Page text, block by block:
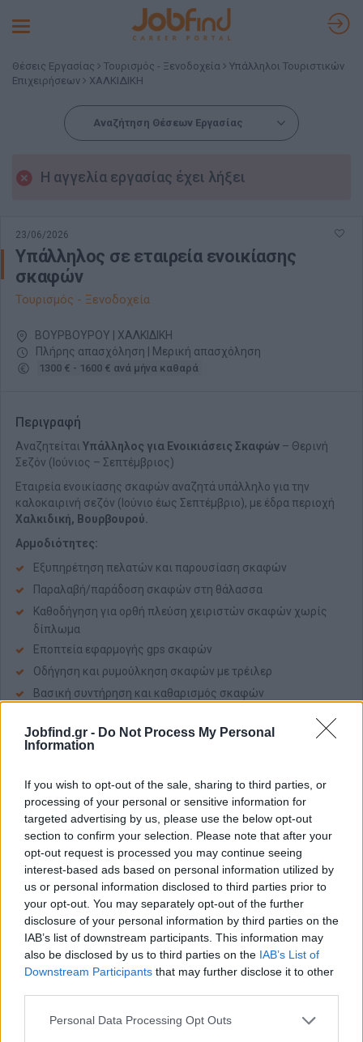
Jobfind.gr - Do Not Process My Personal
Information
If you wish to opt-out of the sale, sharing to third parties, or
processing of your personal or sensitive information for
targeted advertising by us, please use the below opt-out
section to confirm your selection. Please note that after your
opt-out request is processed you may continue seeing
interest-based ads based on personal information utilized by
us or personal information disclosed to third parties prior to
your opt-out. You may separately opt-out of the further
disclosure of your personal information by third parties on the
IAB’s list of downstream participants. This information may
also be disclosed by us to third parties on the IAB’s List of
Downstream Participants that may further disclose it to other
Personal Data Processing Opt Outs
Toggle
Θέσεις Εργασίας Τουρισμός - Ξενοδοχεία
Υπάλληλοι Τουριστικών
Επιχειρήσεων
ΧΑΛΚΙΔΙΚΗ
Αναζήτηση Θέσεων Εργασίας
Η αγγελία εργασίας έχει λήξει
23/06/2026
Υπάλληλος σε εταιρεία ενοικίασης
σκαφών
Τουρισμός - Ξενοδοχεία
ΒΟΥΡΒΟΥΡΟΥ | ΧΑΛΚΙΔΙΚΗ
Πλήρης απασχόληση | Μερική απασχόληση
1300 € - 1600 € ανά μήνα καθαρά
Περιγραφή
Αναζητείται Υπάλληλος για Ενοικιάσεις Σκαφών – Θερινή
Σεζόν (Ιούνιος – Σεπτέμβριος)
Εταιρεία ενοικίασης σκαφών αναζητά υπάλληλο για την
καλοκαιρινή σεζόν (Ιούνιο έως Σεπτέμβριο), με έδρα περιοχή
Χαλκιδική, Βουρβουρού.
Αρμοδιότητες:
Εξυπηρέτηση πελατών και παρουσίαση σκαφών
Παραλαβή/παράδοση σκαφών στη θάλασσα
Καθοδήγηση για ορθή πλεύση χειριστών σκαφών χωρίς
δίπλωμα
Εποπτεία εφαρμογής gps σκαφών
Οδήγηση και ρυμούλκηση σκαφών με τρέιλερ
Βασική συντήρηση και καθαρισμός σκαφών
Υπεύθυνος επικοινωνίας : 6948500966,Γιώργος.
Απαραίτητα Προσόντα
Καλή γνώση αγγλικής γλώσσας
Δίπλωμα αυτοκινήτου
Επικοινωνιακός χαρακτήρας
Παροχές
Ευχάριστο περιβάλλον εργασίας κοντά στη θάλασσα